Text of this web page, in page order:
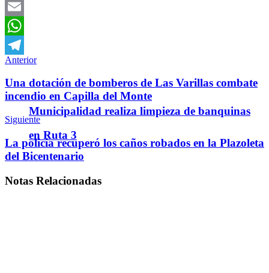
Municipalidad realiza limpieza de banquinas
en Ruta 3
Twitter
Email
WhatsApp
Telegram
Anterior
Una dotación de bomberos de Las Varillas combate
incendio en Capilla del Monte
Siguiente
La policía recuperó los caños robados en la Plazoleta
del Bicentenario
Notas Relacionadas